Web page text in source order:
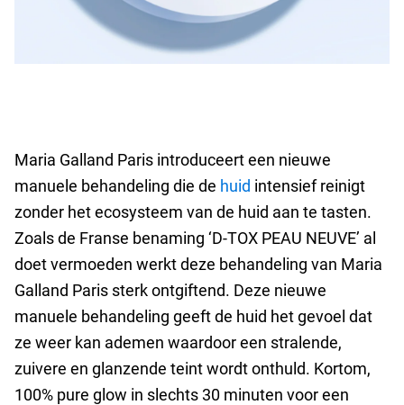
Maria Galland Paris introduceert een nieuwe
manuele behandeling die de huid intensief reinigt
zonder het ecosysteem van de huid aan te tasten.
Zoals de Franse benaming ‘D-TOX PEAU NEUVE’ al
doet vermoeden werkt deze behandeling van Maria
Galland Paris sterk ontgiftend. Deze nieuwe
manuele behandeling geeft de huid het gevoel dat
ze weer kan ademen waardoor een stralende,
zuivere en glanzende teint wordt onthuld. Kortom,
100% pure glow in slechts 30 minuten voor een